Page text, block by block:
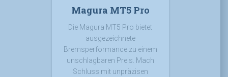
Magura MT5 Pro
Die Magura MT5 Pro bietet
ausgezeichnete
Bremsperformance zu einem
unschlagbaren Preis. Mach
Schluss mit unpräzisen